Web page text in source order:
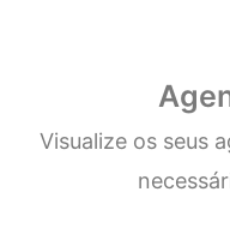
Visualize os seus